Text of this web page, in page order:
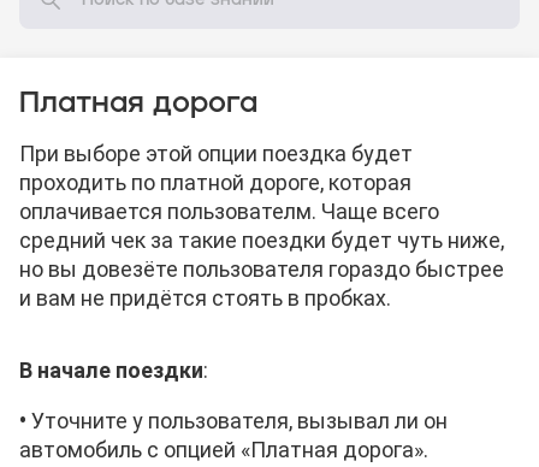
Платная дорога
При выборе этой опции поездка будет
проходить по платной дороге, которая
оплачивается пользователм. Чаще всего
средний чек за такие поездки будет чуть ниже,
но вы довезёте пользователя гораздо быстрее
и вам не придётся стоять в пробках.
В начале поездки:
• Уточните у пользователя, вызывал ли он
автомобиль с опцией «Платная дорога».